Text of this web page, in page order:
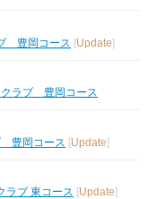
豊岡コース [Update]
クラブ 豊岡コース
豊岡コース [Update]
ラブ 東コース [Update]